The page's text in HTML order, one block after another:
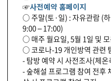
☞사전예약 홈페이지
○ 주말(토·일) : 자유관람 (
9:00 – 17:00)
○ 매주 월요일, 5월 1일 및
○ 코로나-19 개인방역 관련
- 탐방 예약 시 사전조사(체
- 숲해설 프로그램 참여 전